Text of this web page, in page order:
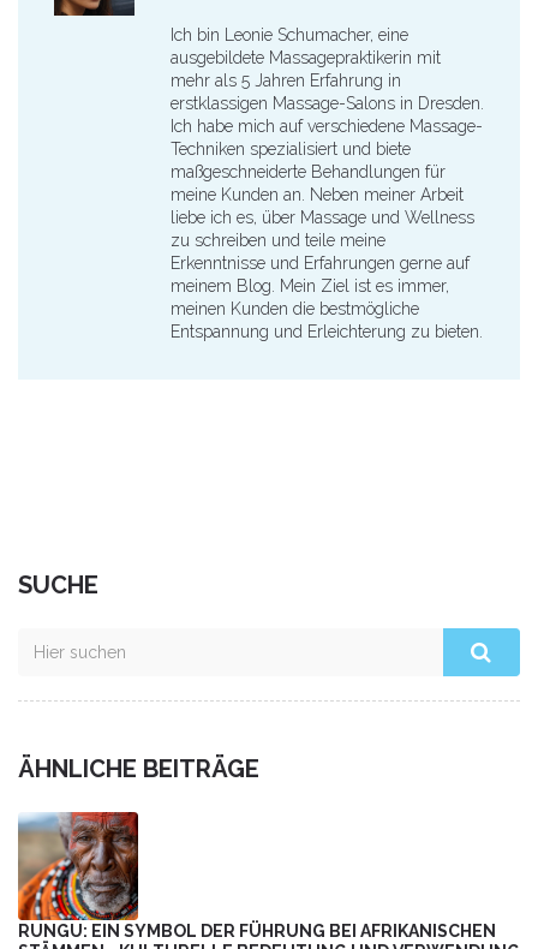
Ich bin Leonie Schumacher, eine
ausgebildete Massagepraktikerin mit
mehr als 5 Jahren Erfahrung in
erstklassigen Massage-Salons in Dresden.
Ich habe mich auf verschiedene Massage-
Techniken spezialisiert und biete
maßgeschneiderte Behandlungen für
meine Kunden an. Neben meiner Arbeit
liebe ich es, über Massage und Wellness
zu schreiben und teile meine
Erkenntnisse und Erfahrungen gerne auf
meinem Blog. Mein Ziel ist es immer,
meinen Kunden die bestmögliche
Entspannung und Erleichterung zu bieten.
SUCHE
ÄHNLICHE BEITRÄGE
RUNGU: EIN SYMBOL DER FÜHRUNG BEI AFRIKANISCHEN